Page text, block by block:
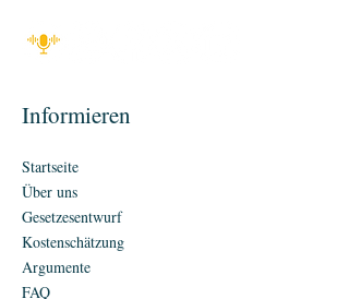
Informieren
Startseite
Über uns
Gesetzesentwurf
Kostenschätzung
Argumente
FAQ